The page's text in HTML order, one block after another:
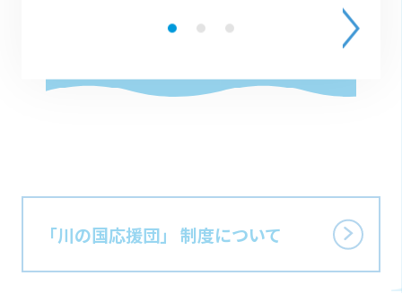
「川の国応援団」 制度について